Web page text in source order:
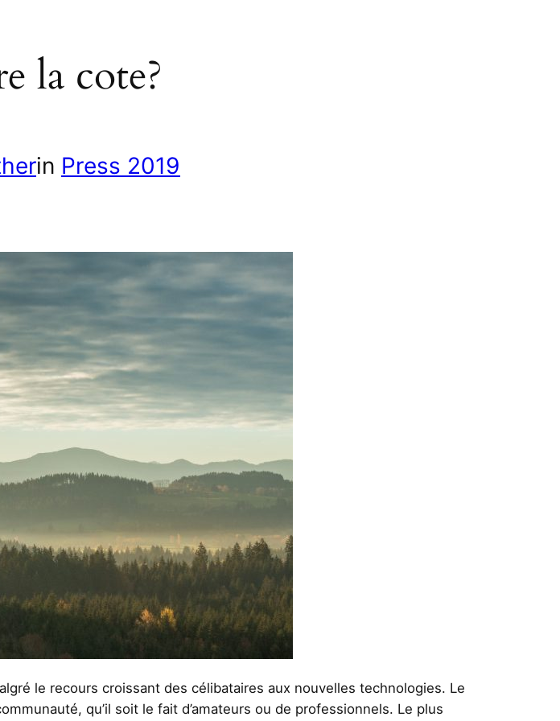
la cote?
in Press 2019
le recours croissant des célibataires aux nouvelles technologies. Le
qu’il soit le fait d’amateurs ou de professionnels. Le plus